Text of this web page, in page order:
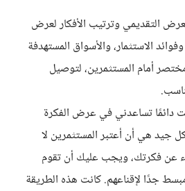
التقديمي وترتيب الأفكار لعرض
الاستثمار، والأسواق المستهدفة
أمام المستثمرين، لتوصيل
دائمًا تساعدني في عرض الفكرة
جيد هي أن أعتبر المستثمرين لا
عن فكرتك، ويجب عليك أن تقوم
جدًا لإقناعهم. كانت هذه الطريقة